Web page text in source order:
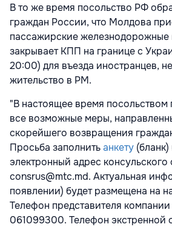
В то же время посольство РФ
граждан России, что Молдова
пассажирские железнодорожные
закрывает КПП на границе с
20:00) для въезда иностранцев,
жительство в РМ.
"В настоящее время
все возможные меры,
скорейшего возвращения
Просьба заполнитьанкету
электронный адрес консульского
consrus@mtc.md. Актуальная
появлении) будет размещена на
Телефон представителя
061099300. Телефон экстренной